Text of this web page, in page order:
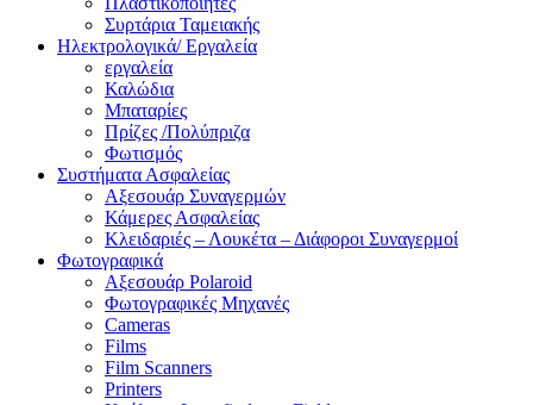
Συρτάρια Ταμειακής
Ηλεκτρολογικά/ Εργαλεία
εργαλεία
Καλώδια
Μπαταρίες
Πρίζες /Πολύπριζα
Φωτισμός
Συστήματα Ασφαλείας
Αξεσουάρ Συναγερμών
Κάμερες Ασφαλείας
Κλειδαριές – Λουκέτα – Διάφοροι Συναγερμοί
Φωτογραφικά
Αξεσουάρ Polaroid
Φωτογραφικές Μηχανές
Cameras
Films
Film Scanners
Printers